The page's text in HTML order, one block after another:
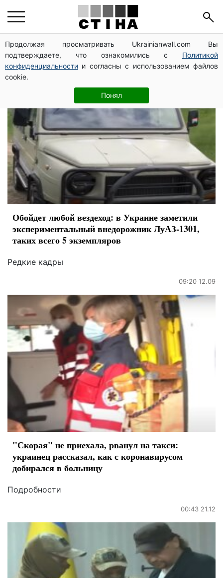
Продолжая просматривать Ukrainianwall.com Вы
подтверждаете, что ознакомились с Политикой
конфиденциальности и согласны с использованием файлов
cookie.
Понял
Луцк
Обойдет любой вездеход: в Украине заметили
экспериментальный внедорожник ЛуАЗ-1301,
таких всего 5 экземпляров
Редкие кадры
09:20 12.09
"Скорая" не приехала, рванул на такси:
украинец рассказал, как с коронавирусом
добирался в больницу
Подробности
00:43 21.12